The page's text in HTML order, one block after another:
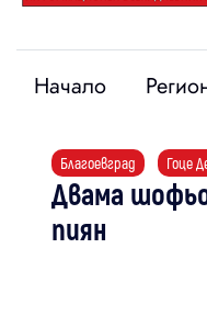
Начало
Благоевград Гоце
Двама
пиян